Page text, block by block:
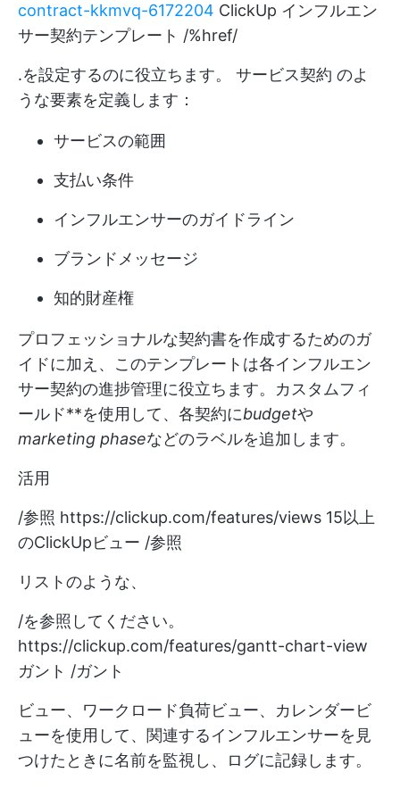
contract-kkmvq-6172204 ClickUp インフルエン
サー契約テンプレート /%href/
.を設定するのに役立ちます。 サービス契約 のよ
うな要素を定義します：
サービスの範囲
支払い条件
インフルエンサーのガイドライン
ブランドメッセージ
知的財産権
プロフェッショナルな契約書を作成するためのガ
イドに加え、このテンプレートは各インフルエン
サー契約の進捗管理に役立ちます。カスタムフィ
ールド**を使用して、各契約にbudgetや
marketing phaseなどのラベルを追加します。
活用
/参照 https://clickup.com/features/views 15以上
のClickUpビュー /参照
リストのような、
/を参照してください。
https://clickup.com/features/gantt-chart-view
ガント /ガント
ビュー、ワークロード負荷ビュー、カレンダービ
ューを使用して、関連するインフルエンサーを見
つけたときに名前を監視し、ログに記録します。